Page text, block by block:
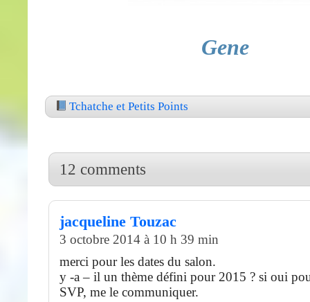
Gene
Tchatche et Petits Points
12 comments
jacqueline Touzac
3 octobre 2014 à 10 h 39 min
merci pour les dates du salon.
y -a – il un thème défini pour 2015 ? si oui
SVP, me le communiquer.